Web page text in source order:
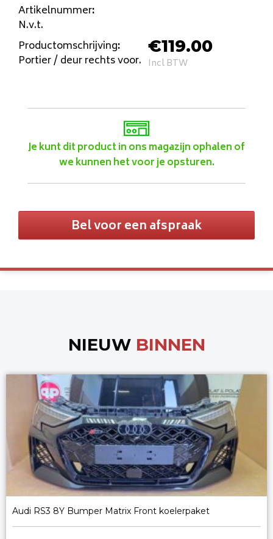
Artikelnummer:
N.v.t.
Productomschrijving:
Portier / deur rechts voor.
€119.00
Incl BTW
Je kunt dit product in ons magazijn ophalen of
we kunnen het voor je opsturen.
Bel voor een afspraak
NIEUW BINNEN
Audi RS3 8Y Bumper Matrix Front koelerpaket